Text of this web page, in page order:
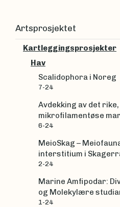
Artsprosjektet
Kartleggingsprosjekter
Hav
Scalidophora i Noreg
7-24
Avdekking av det
mikrofilamentøse
6-24
MeioSkag –
interstitium i
2-24
Marine Amfipodar:
og Molekylære
1-24